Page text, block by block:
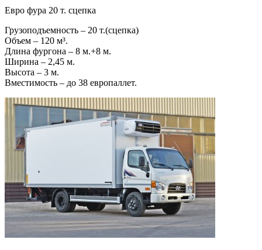
Евро фура 20 т. сцепка
Грузоподъемность – 20 т.(сцепка)
Объем – 120 м³.
Длина фургона – 8 м.+8 м.
Ширина – 2,45 м.
Высота – 3 м.
Вместимость – до 38 европаллет.